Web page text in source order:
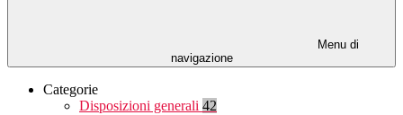
Menu di
navigazione
Categorie
Disposizioni generali 42